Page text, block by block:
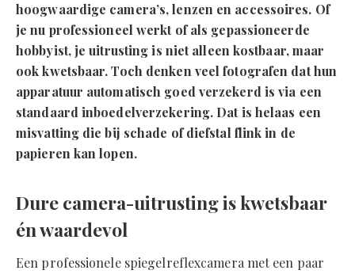
hoogwaardige camera’s, lenzen en accessoires. Of
je nu professioneel werkt of als gepassioneerde
hobbyist, je uitrusting is niet alleen kostbaar, maar
ook kwetsbaar. Toch denken veel fotografen dat hun
apparatuur automatisch goed verzekerd is via een
standaard inboedelverzekering. Dat is helaas een
misvatting die bij schade of diefstal flink in de
papieren kan lopen.
Dure camera-uitrusting is kwetsbaar
én waardevol
Een professionele spiegelreflexcamera met een paar